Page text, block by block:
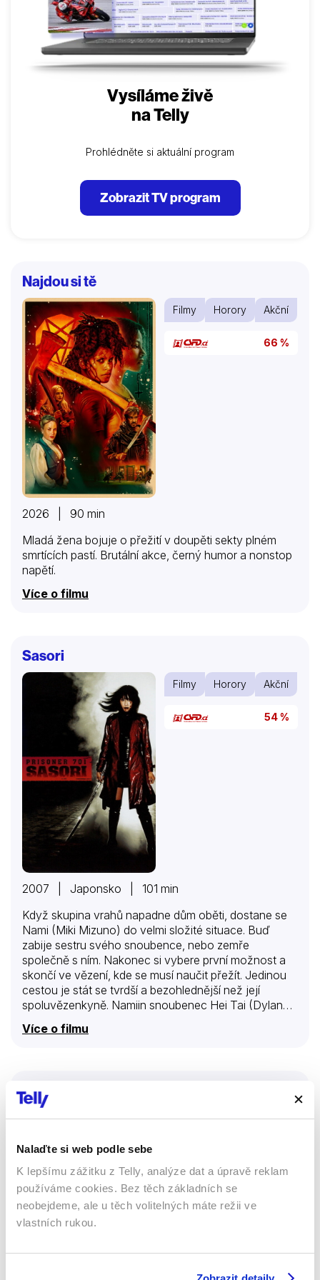
Nalaďte si web podle sebe
K lepšímu zážitku z Telly, analýze dat a úpravě reklam
používáme cookies. Bez těch základních se
neobejdeme, ale u těch volitelných máte režii ve
vlastních rukou.
Vysíláme živě
na Telly
Prohlédněte si aktuální program
Zobrazit TV program
Najdou si tě
Filmy Horory Akční
66 %
2026 | 90 min
Mladá žena bojuje o přežití v doupěti sekty plném
smrtících pastí. Brutální akce, černý humor a nonstop
napětí.
Více o filmu
Sasori
Filmy Horory Akční
54 %
2007 | Japonsko | 101 min
Když skupina vrahů napadne dům oběti, dostane se
Nami (Miki Mizuno) do velmi složité situace. Buď
zabije sestru svého snoubence, nebo zemře
společně s ním. Nakonec si vybere první možnost a
skončí ve vězení, kde se musí naučit přežít. Jedinou
cestou je stát se tvrdší a bezohlednější než její
spoluvězenkyně. Namiin snoubenec Hei Tai (Dylan
čelit důležité volbě, která rozhodne o mnohém.
Více o filmu
Atomový žralok
Filmy Sci-fi Horory